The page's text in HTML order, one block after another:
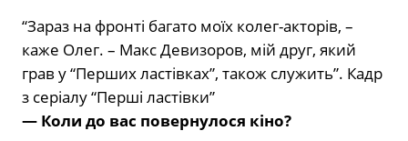
“Зараз на фронті багато моїх колег-акторів, –
каже Олег. – Макс Девизоров, мій друг, який
грав у “Перших ластівках”, також служить”. Кадр
з серіалу “Перші ластівки”
— Коли до вас повернулося кіно?